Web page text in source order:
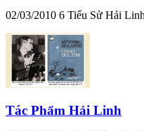
02/03/2010 6 Tiểu Sử Hải Linh
Tác Phẩm Hải Linh